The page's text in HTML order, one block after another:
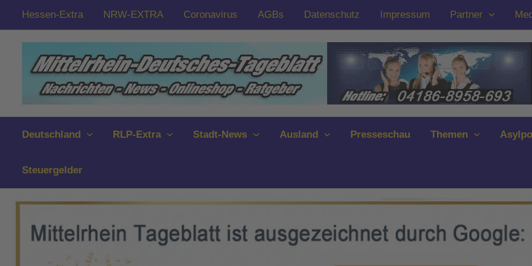
Zum
springen
Hessen-Extra NRW-EXTRA Coronavirus AGBs Datenschutz Impressum Partner
Deutschland RLP-Extra Stadt-News Ausland Presseschau Themen
Steuergelder